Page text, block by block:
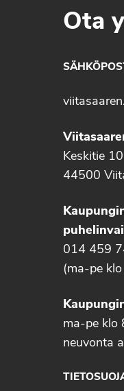
Ota
Keskitie 10
44500
014 459
(ma-pe
ma-pe klo
neuvonta